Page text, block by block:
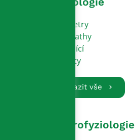
Katetry
Sheathy
Vodící
dráty
Zobrazit vše
Elektrofyziologie